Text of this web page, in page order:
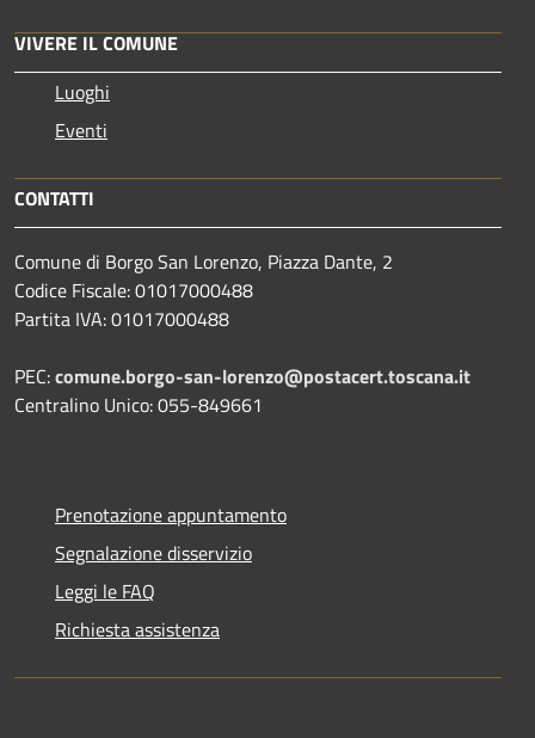
VIVERE IL COMUNE
Luoghi
Eventi
CONTATTI
Comune di Borgo San Lorenzo, Piazza Dante, 2
Codice Fiscale: 01017000488
Partita IVA: 01017000488
PEC:comune.borgo-san-lorenzo@postacert.toscana.it
Centralino Unico: 055-849661
Prenotazione appuntamento
Segnalazione disservizio
Leggi le FAQ
Richiesta assistenza